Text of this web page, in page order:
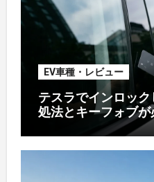
EV車種・レビュー
テスラでインロッ
処法とキーフォブ